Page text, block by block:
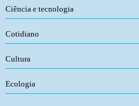
Ciência e tecnologia
Cotidiano
Cultura
Ecologia